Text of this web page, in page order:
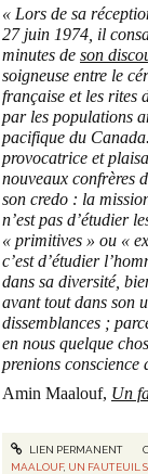
« Lors de sa
27 juin 1974, il
minutes de son
soigneuse entre le
française et les rites
par les populations
pacifique du
provocatrice et
nouveaux confrères
son credo : la
n’est pas d’étudier
« primitives » ou «
c’est d’étudier
dans sa diversité,
avant tout dans son
dissemblances ;
en nous quelque
prenions conscience
Amin Maalouf, Un
LIEN PERMANENT
MAALOUF, UN FAUTEUIL